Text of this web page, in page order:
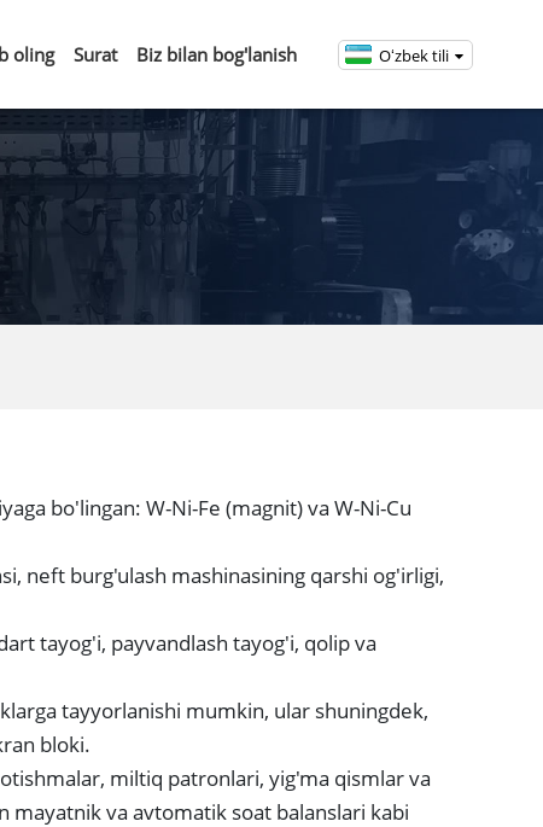
oling Surat Biz bilan bog'lanish Oʻzbek tili
bo'lingan: W-Ni-Fe (magnit) va W-Ni-Cu
neft burg'ulash mashinasining qarshi og'irligi,
tayog'i, payvandlash tayog'i, qolip va
tayyorlanishi mumkin, ular shuningdek,
bloki.
miltiq patronlari, yig'ma qismlar va
va avtomatik soat balanslari kabi